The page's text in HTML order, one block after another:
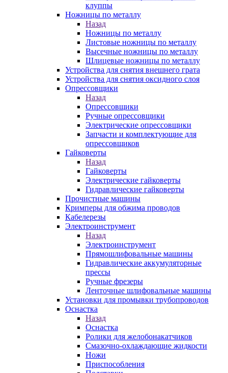
клуппы
Ножницы по металлу
Назад
Ножницы по металлу
Листовые ножницы по металлу
Высечные ножницы по металлу
Шлицевые ножницы по металлу
Устройства для снятия внешнего грата
Устройства для снятия оксидного слоя
Опрессовщики
Назад
Опрессовщики
Ручные опрессовщики
Электрические опрессовщики
Запчасти и комплектующие для
опрессовщиков
Гайковерты
Назад
Гайковерты
Электрические гайковерты
Гидравлические гайковерты
Прочистные машины
Кримперы для обжима проводов
Кабелерезы
Электроинструмент
Назад
Электроинструмент
Прямошлифовальные машины
Гидравлические аккумуляторные
прессы
Ручные фрезеры
Ленточные шлифовальные машины
Установки для промывки трубопроводов
Оснастка
Назад
Оснастка
Ролики для желобонакатчиков
Смазочно-охлаждающие жидкости
Ножи
Приспособления